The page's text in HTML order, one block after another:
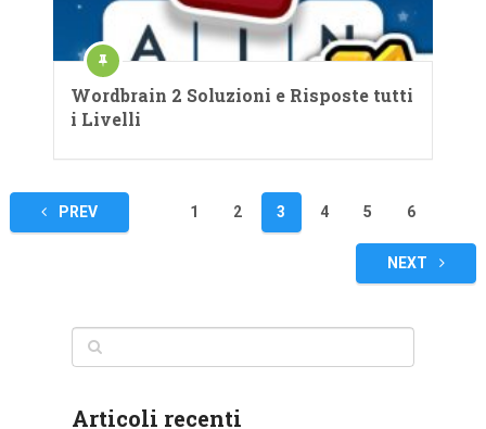
Wordbrain 2 Soluzioni e Risposte tutti
i Livelli
Navigazione
articoli
PREV 1 2 3 4 5 6
NEXT
Articoli recenti